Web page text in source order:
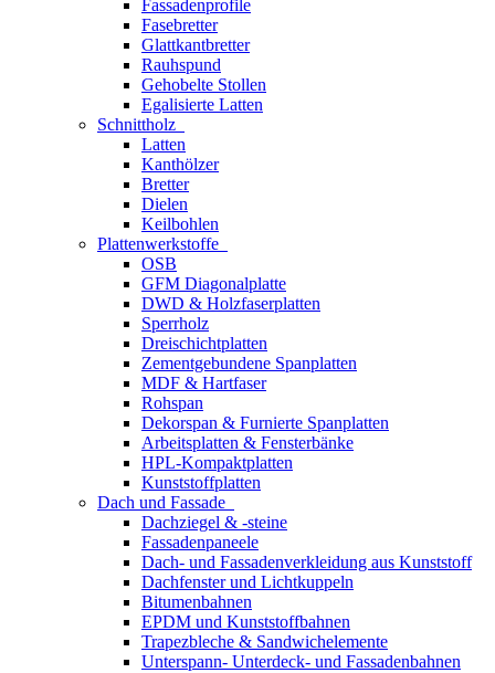
Fassadenprofile
Fasebretter
Glattkantbretter
Rauhspund
Gehobelte Stollen
Egalisierte Latten
Schnittholz
Latten
Kanthölzer
Bretter
Dielen
Keilbohlen
Plattenwerkstoffe
OSB
GFM Diagonalplatte
DWD & Holzfaserplatten
Sperrholz
Dreischichtplatten
Zementgebundene Spanplatten
MDF & Hartfaser
Rohspan
Dekorspan & Furnierte Spanplatten
Arbeitsplatten & Fensterbänke
HPL-Kompaktplatten
Kunststoffplatten
Dach und Fassade
Dachziegel & -steine
Fassadenpaneele
Dach- und Fassadenverkleidung aus Kunststoff
Dachfenster und Lichtkuppeln
Bitumenbahnen
EPDM und Kunststoffbahnen
Trapezbleche & Sandwichelemente
Unterspann- Unterdeck- und Fassadenbahnen